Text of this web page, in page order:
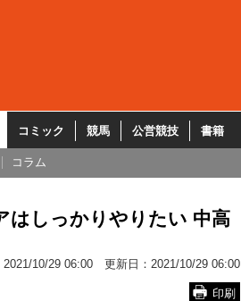
コミック 競馬 公営競技 書籍
コラム
はしっかりやりたい 中高
2021/10/29 06:00 更新日： 2021/10/29 06:00
印刷